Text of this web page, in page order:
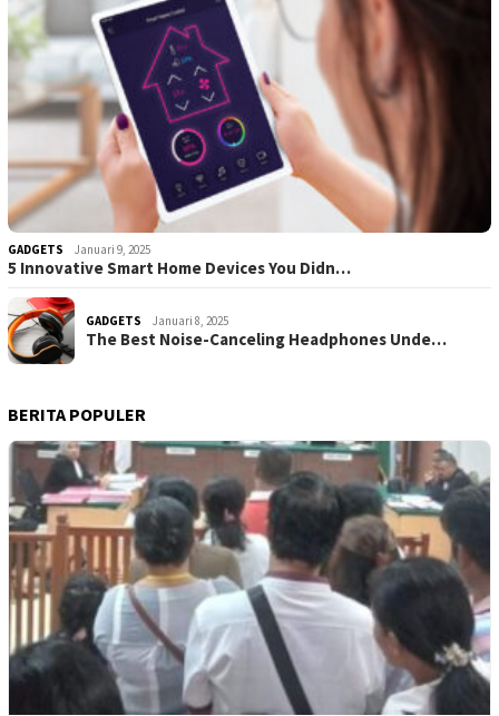
GADGETS Januari 9, 2025
5 Innovative Smart Home Devices You Didn…
GADGETS Januari 8, 2025
The Best Noise-Canceling Headphones Unde…
BERITA POPULER